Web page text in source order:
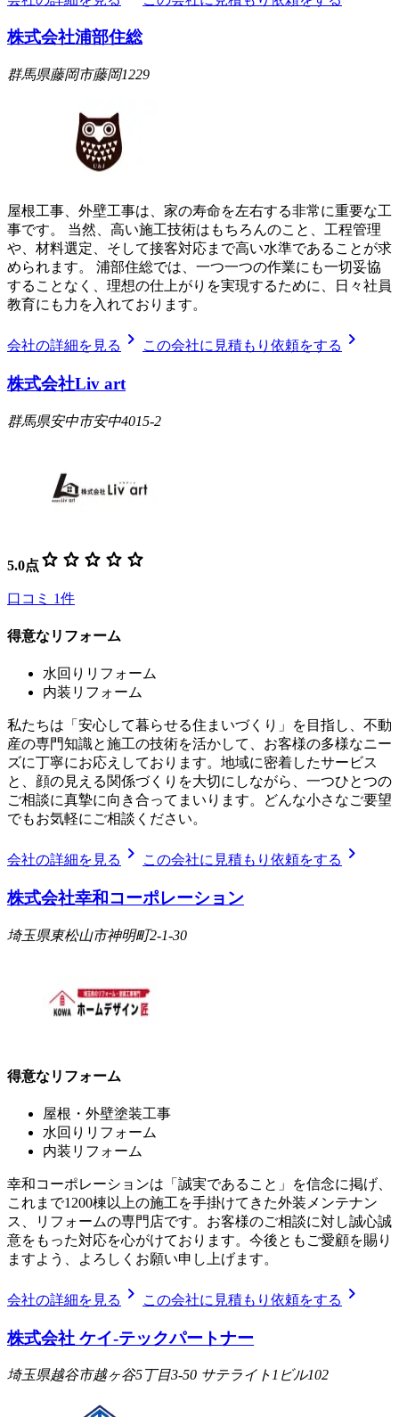
株式会社浦部住総
群馬県藤岡市藤岡1229
屋根工事、外壁工事は、家の寿命を左右する非常に重要な工
事です。 当然、高い施工技術はもちろんのこと、工程管理
や、材料選定、そして接客対応まで高い水準であることが求
められます。 浦部住総では、一つ一つの作業にも一切妥協
することなく、理想の仕上がりを実現するために、日々社員
教育にも力を入れております。
会社の詳細を見る chevron_right この会社に見積もり依頼をする chevron_right
株式会社Liv art
群馬県安中市安中4015-2
5.0点 star star star star star
口コミ 1件
得意なリフォーム
水回りリフォーム
内装リフォーム
私たちは「安心して暮らせる住まいづくり」を目指し、不動
産の専門知識と施工の技術を活かして、お客様の多様なニー
ズに丁寧にお応えしております。地域に密着したサービス
と、顔の見える関係づくりを大切にしながら、一つひとつの
ご相談に真摯に向き合ってまいります。どんな小さなご要望
でもお気軽にご相談ください。
会社の詳細を見る chevron_right この会社に見積もり依頼をする chevron_right
株式会社幸和コーポレーション
埼玉県東松山市神明町2-1-30
得意なリフォーム
屋根・外壁塗装工事
水回りリフォーム
内装リフォーム
幸和コーポレーションは「誠実であること」を信念に掲げ、
これまで1200棟以上の施工を手掛けてきた外装メンテナン
ス、リフォームの専門店です。お客様のご相談に対し誠心誠
意をもった対応を心がけております。今後ともご愛顧を賜り
ますよう、よろしくお願い申し上げます。
会社の詳細を見る chevron_right この会社に見積もり依頼をする chevron_right
株式会社 ケイ-テックパートナー
埼玉県越谷市越ヶ谷5丁目3-50 サテライト1ビル102